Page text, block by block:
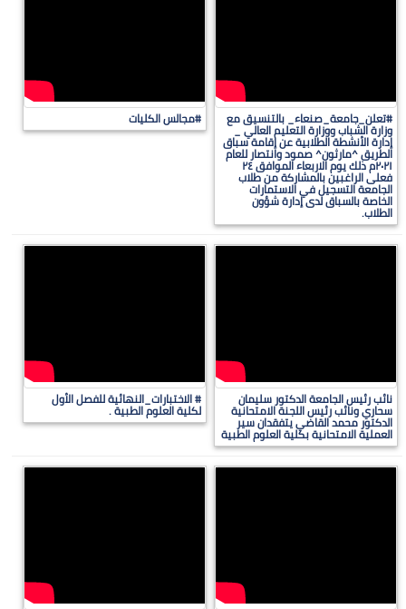
#تعلن_جامعة_صنعاء_ بالتنسيق مع
وزارة الشباب ووزارة التعليم العالي _
إدارة الأنشطة الطلابية عن إقامة سباق
الطريق ^مارثون^ صمود وانتصار للعام
٢٠٢١م ذلك يوم الاربعاء الموافق ٢٤
فعلى الراغبين بالمشاركة من طلاب
الجامعة التسجيل في الاستمارات
الخاصة بالسباق لدى إدارة شؤون
الطلاب.
#مجالس الكليات
نائب رئيس الجامعة الدكتور سليمان
سحاري ونائب رئيس اللجنة الامتحانية
الدكتور محمد القاضي يتفقدان سير
العملية الامتحانية بكلية العلوم الطبية
# الاختبارات_النهائية للفصل الأول
لكلية العلوم الطبية .